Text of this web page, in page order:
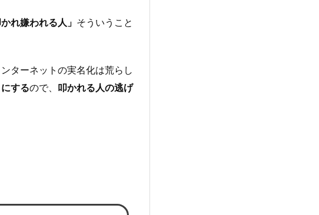
れ嫌われる人 」 そういうこと
ターネットの実名化は荒らし
するので、 叩かれる人の逃げ